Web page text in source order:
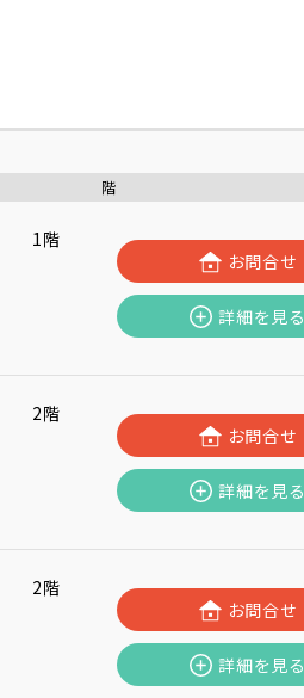
階
1階
お問合せ
詳細を見る
2階
お問合せ
詳細を見る
2階
お問合せ
詳細を見る